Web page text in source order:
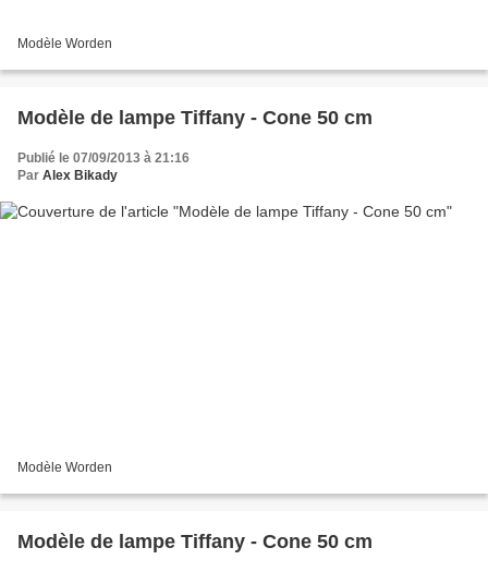
Modèle Worden
Modèle de lampe Tiffany - Cone 50 cm
Publié le 07/09/2013 à 21:16
Par Alex Bikady
Modèle Worden
Modèle de lampe Tiffany - Cone 50 cm